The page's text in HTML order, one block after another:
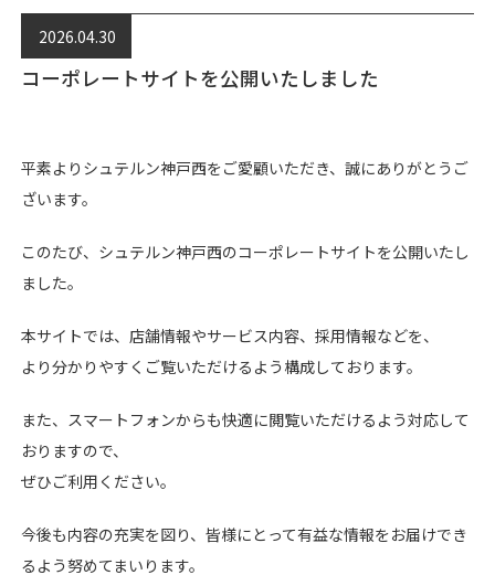
2026.04.30
コーポレートサイトを公開いたしました
平素よりシュテルン神戸西をご愛顧いただき、誠にありがとうご
ざいます。
このたび、シュテルン神戸西のコーポレートサイトを公開いたし
ました。
本サイトでは、店舗情報やサービス内容、採用情報などを、
より分かりやすくご覧いただけるよう構成しております。
また、スマートフォンからも快適に閲覧いただけるよう対応して
おりますので、
ぜひご利用ください。
今後も内容の充実を図り、皆様にとって有益な情報をお届けでき
るよう努めてまいります。